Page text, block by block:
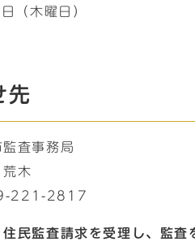
（木曜日）
先
査事務局
木
221-2817
民監査請求を受理し、監査